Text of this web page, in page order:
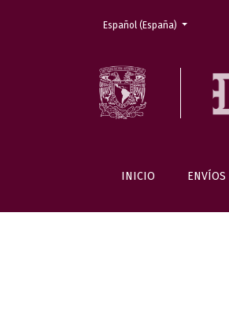
INICIO ENVÍOS
Cambiar el idioma. El actual es:
Español (España)